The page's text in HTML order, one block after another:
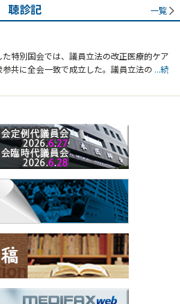
聴診記 一覧
特別国会では、議員立法の改正医療的ケア
参共に全会一致で成立した。議員立法の ...続